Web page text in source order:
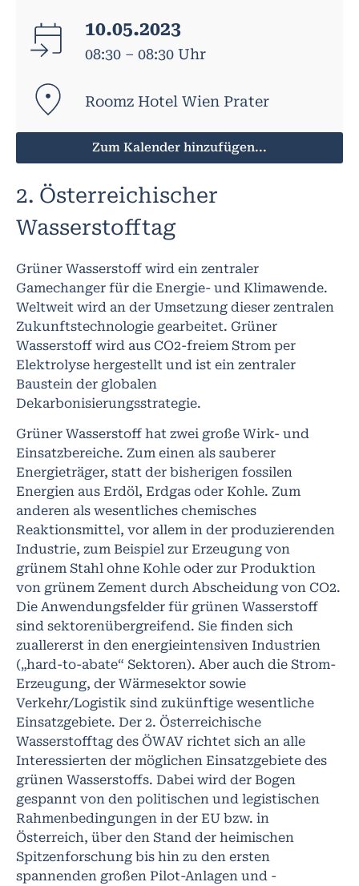
10.05.2023
08:30 – 08:30 Uhr
Roomz Hotel Wien Prater
Zum Kalender hinzufügen...
2. Österreichischer
Wasserstofftag
Grüner Wasserstoff wird ein zentraler
Gamechanger für die Energie- und Klimawende.
Weltweit wird an der Umsetzung dieser zentralen
Zukunftstechnologie gearbeitet. Grüner
Wasserstoff wird aus CO2-freiem Strom per
Elektrolyse hergestellt und ist ein zentraler
Baustein der globalen
Dekarbonisierungsstrategie.
Grüner Wasserstoff hat zwei große Wirk- und
Einsatzbereiche. Zum einen als sauberer
Energieträger, statt der bisherigen fossilen
Energien aus Erdöl, Erdgas oder Kohle. Zum
anderen als wesentliches chemisches
Reaktionsmittel, vor allem in der produzierenden
Industrie, zum Beispiel zur Erzeugung von
grünem Stahl ohne Kohle oder zur Produktion
von grünem Zement durch Abscheidung von CO2.
Die Anwendungsfelder für grünen Wasserstoff
sind sektorenübergreifend. Sie finden sich
zuallererst in den energieintensiven Industrien
(„hard-to-abate“ Sektoren). Aber auch die Strom-
Erzeugung, der Wärmesektor sowie
Verkehr/Logistik sind zukünftige wesentliche
Einsatzgebiete. Der 2. Österreichische
Wasserstofftag des ÖWAV richtet sich an alle
Interessierten der möglichen Einsatzgebiete des
grünen Wasserstoffs. Dabei wird der Bogen
gespannt von den politischen und legistischen
Rahmenbedingungen in der EU bzw. in
Österreich, über den Stand der heimischen
Spitzenforschung bis hin zu den ersten
spannenden großen Pilot-Anlagen und -